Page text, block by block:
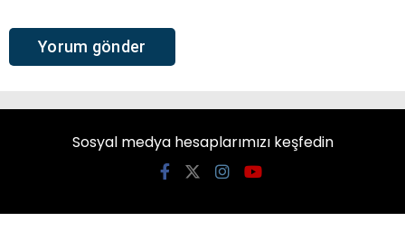
Sosyal medya hesaplarımızı keşfedin